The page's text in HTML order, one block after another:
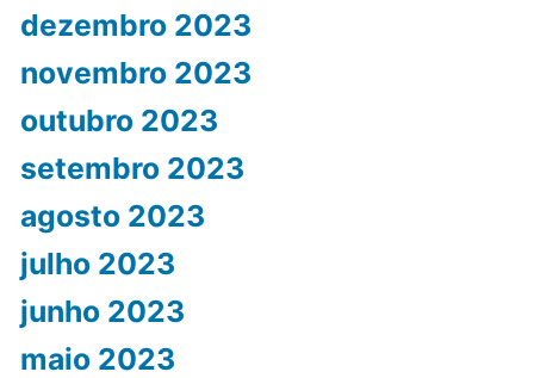
dezembro 2023
novembro 2023
outubro 2023
setembro 2023
agosto 2023
julho 2023
junho 2023
maio 2023